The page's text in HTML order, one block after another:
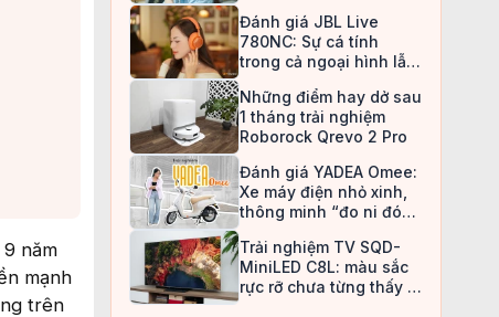
năm
mạnh
trên
an toàn
Đánh giá JBL Live
780NC: Sự cá tính
trong cả ngoại hình lẫn
Những điểm hay dở sau
1 tháng trải nghiệm
Roborock Qrevo 2 Pro
Đánh giá YADEA Omee:
Xe máy điện nhỏ xinh,
thông minh “đo ni đóng
Trải nghiệm TV SQD-
MiniLED C8L: màu sắc
rực rỡ chưa từng thấy ở